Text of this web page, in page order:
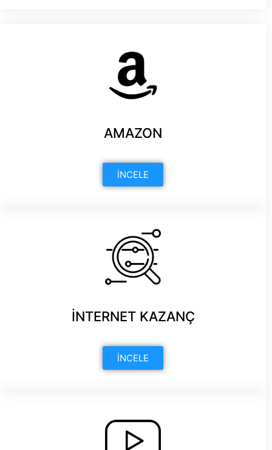
AMAZON
İNCELE
İNTERNET KAZANÇ
İNCELE